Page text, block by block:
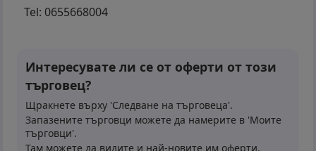
Tel: 0655668004
Интересувате ли се от оферти от този
търговец?
Щракнете върху 'Следване на търговеца'.
Запазените търговци можете да намерите в 'Моите
търговци'.
Там можете да видите и най-новите им оферти.